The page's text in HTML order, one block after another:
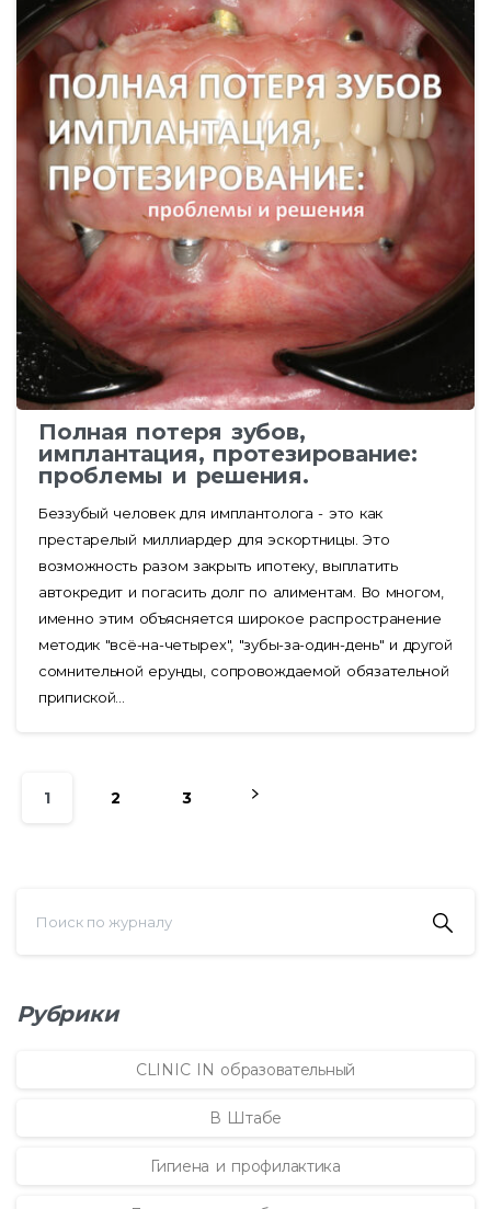
Рубрики
CLINIC IN образовательный
В Штабе
Гигиена и профилактика
Полная потеря зубов,
имплантация, протезирование:
проблемы и решения.
Беззубый человек для имплантолога - это как
престарелый миллиардер для эскортницы. Это
возможность разом закрыть ипотеку, выплатить
автокредит и погасить долг по алиментам. Во многом,
именно этим объясняется широкое распространение
методик "всё-на-четырех", "зубы-за-один-день" и другой
сомнительной ерунды, сопровождаемой обязательной
припиской...
1 2 3